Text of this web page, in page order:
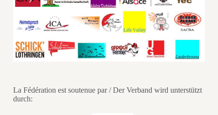
La Fédération est soutenue par / Der Verband wird unterstützt
durch: